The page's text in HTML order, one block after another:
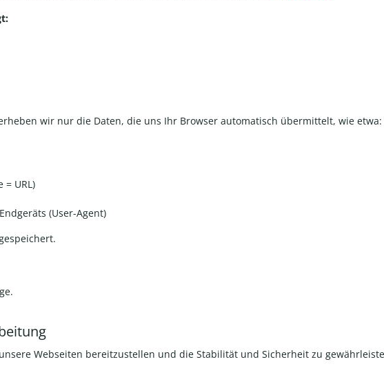
wir nur die Daten, die uns Ihr Browser automatisch übermittelt, wie etwa:
URL)
(User-Agent)
Webseiten bereitzustellen und die Stabilität und Sicherheit zu